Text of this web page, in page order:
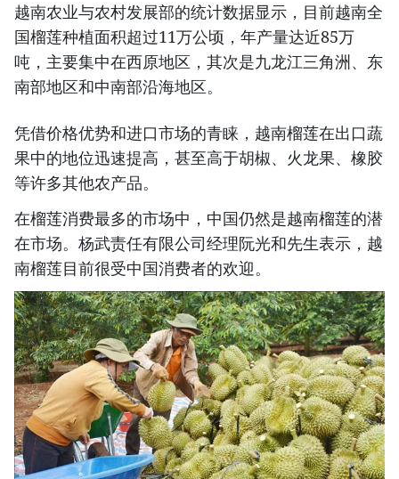
越南农业与农村发展部的统计数据显示，目前越南全
国榴莲种植面积超过11万公顷，年产量达近85万
吨，主要集中在西原地区，其次是九龙江三角洲、东
南部地区和中南部沿海地区。
凭借价格优势和进口市场的青睐，越南榴莲在出口蔬
果中的地位迅速提高，甚至高于胡椒、火龙果、橡胶
等许多其他农产品。
在榴莲消费最多的市场中，中国仍然是越南榴莲的潜
在市场。杨武责任有限公司经理阮光和先生表示，越
南榴莲目前很受中国消费者的欢迎。